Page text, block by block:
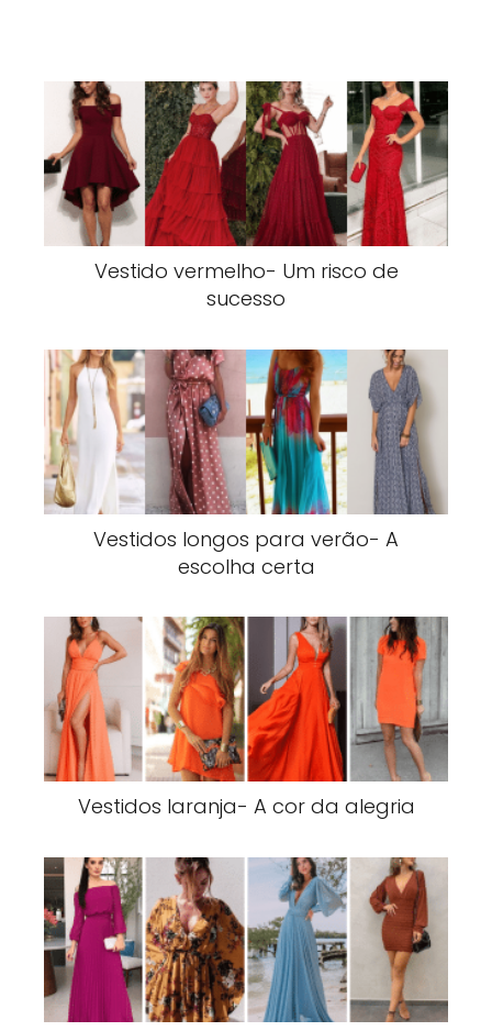
Vestido vermelho- Um risco de
sucesso
Vestidos longos para verão- A
escolha certa
Vestidos laranja- A cor da alegria